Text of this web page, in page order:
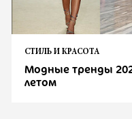
СТИЛЬ И КРАСОТА
Модные тренды
летом